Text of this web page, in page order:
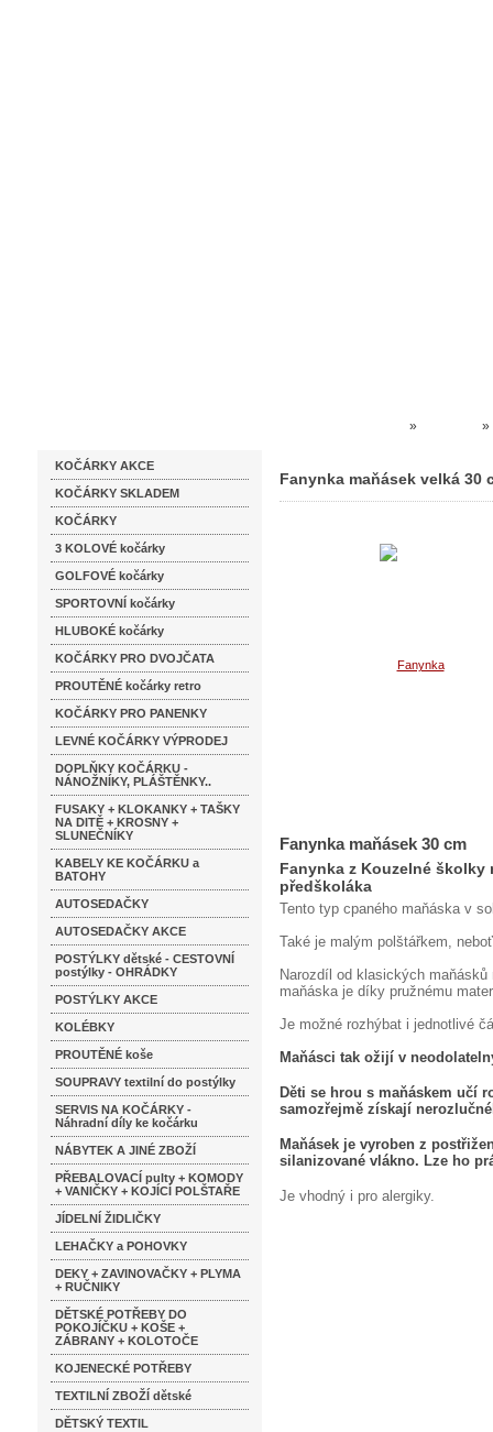
KOČÁRKY AKCE
KOČÁRKY SKLADEM
KOČÁRKY
3 KOLOVÉ kočárky
GOLFOVÉ kočárky
SPORTOVNÍ kočárky
HLUBOKÉ kočárky
KOČÁRKY PRO DVOJČATA
PROUTĚNÉ kočárky retro
KOČÁRKY PRO PANENKY
LEVNÉ KOČÁRKY VÝPRODEJ
DOPLŇKY KOČÁRKU -
NÁNOŽNÍKY, PLÁŠTĚNKY..
FUSAKY + KLOKANKY + TAŠKY
NA DITĚ + KROSNY +
SLUNEČNÍKY
KABELY KE KOČÁRKU a
BATOHY
AUTOSEDAČKY
AUTOSEDAČKY AKCE
POSTÝLKY dětské - CESTOVNÍ
postýlky - OHRÁDKY
POSTÝLKY AKCE
KOLÉBKY
PROUTĚNÉ koše
SOUPRAVY textilní do postýlky
SERVIS NA KOČÁRKY -
Náhradní díly ke kočárku
NÁBYTEK A JINÉ ZBOŽÍ
PŘEBALOVACÍ pulty + KOMODY
+ VANIČKY + KOJÍCÍ POLŠTAŘE
JÍDELNÍ ŽIDLIČKY
LEHAČKY a POHOVKY
DEKY + ZAVINOVAČKY + PLYMA
+ RUČNIKY
DĚTSKÉ POTŘEBY DO
POKOJÍČKU + KOŠE +
ZÁBRANY + KOLOTOČE
KOJENECKÉ POTŘEBY
TEXTILNÍ ZBOŽÍ dětské
DĚTSKÝ TEXTIL
» »
Fanynka maňásek velká 30
Fanynka maňásek 30 cm
Fanynka z Kouzelné školky
předškoláka
Tento typ cpaného maňáska v
Také je malým polštářkem,
Narozdíl od klasických
maňáska je díky pružnému
Je možné rozhýbat i jednotlivé
Maňásci tak ožijí v
Děti se hrou s maňáskem učí
samozřejmě získají
Maňásek je vyroben z
silanizované vlákno. Lze ho
Je vhodný i pro alergiky.